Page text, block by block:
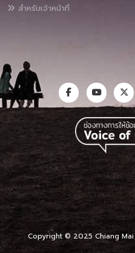
สำหรับเจ้าหน้าที่
Copyright © 2025 Chiang